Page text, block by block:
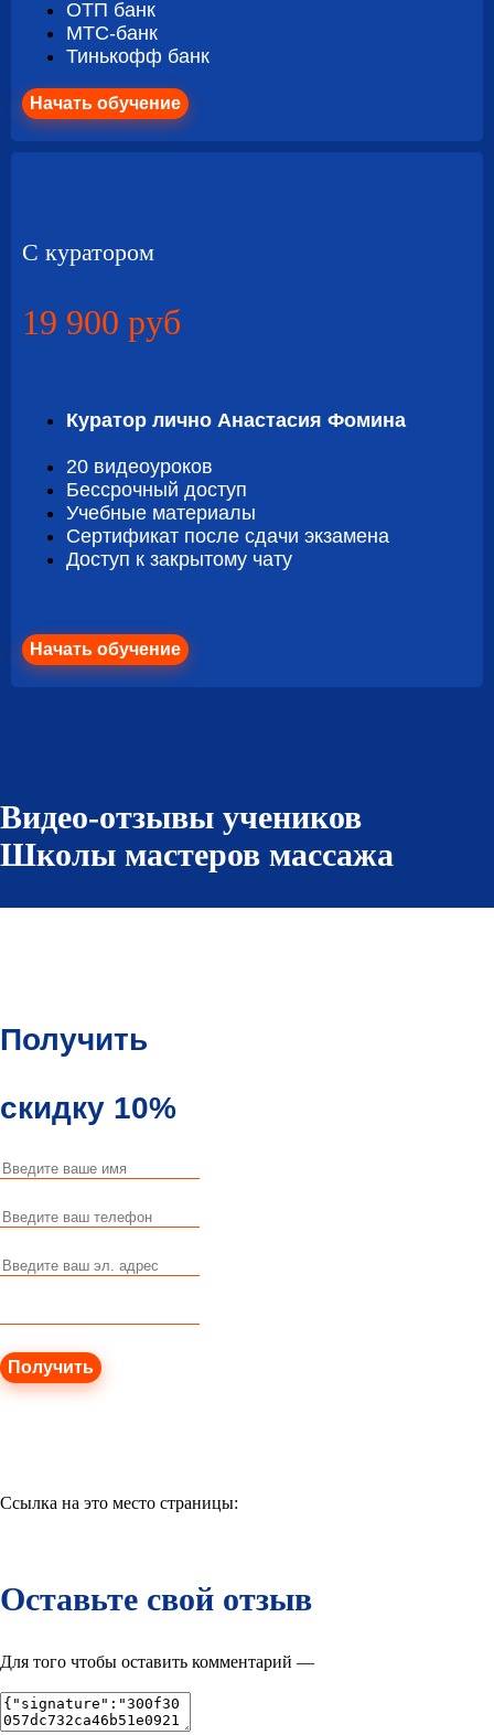
ОТП банк
МТС-банк
Тинькофф банк
Начать обучение
C куратором
19 900 руб
Куратор лично Анастасия Фомина
20 видеоуроков
Бессрочный доступ
Учебные материалы
Сертификат после сдачи экзамена
Доступ к закрытому чату
Начать обучение
Видео-отзывы учеников
Школы мастеров массажа
Получить
скидку 10%
Получить
Ссылка на это место страницы:
Оставьте свой отзыв
Для того чтобы оставить комментарий —